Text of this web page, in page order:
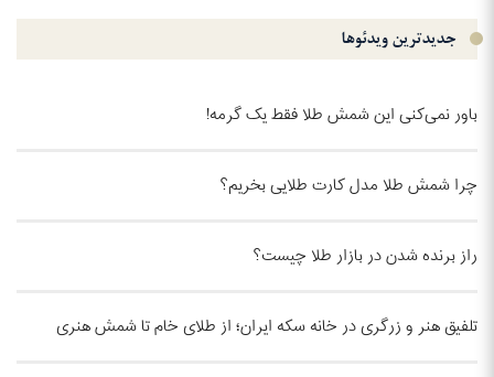
جدیدترین ویدئو‌ها
باور نمی‌کنی این شمش طلا فقط یک گرمه!
چرا شمش طلا مدل کارت طلایی بخریم؟
راز برنده شدن در بازار طلا چیست؟
تلفیق هنر و زرگری در خانه سکه ایران؛ از طلای خام تا شمش هنری